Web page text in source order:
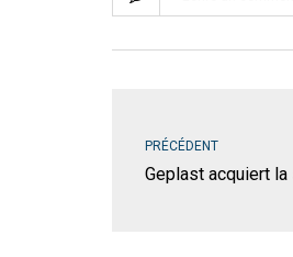
PRÉCÉDENT
Geplast acquiert